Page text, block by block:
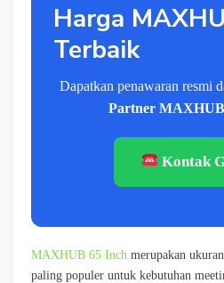
Harga
Terbaik
Dapatkan penawaran resmi
Partner
Kontak
MAXHUB 65 Inch merupakan
paling populer untuk kebutuhan